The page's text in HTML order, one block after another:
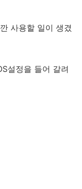
사용할 일이 생겼
설정을 들어 갈려